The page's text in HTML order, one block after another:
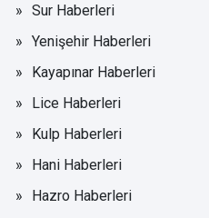
Sur Haberleri
Yenişehir Haberleri
Kayapınar Haberleri
Lice Haberleri
Kulp Haberleri
Hani Haberleri
Hazro Haberleri